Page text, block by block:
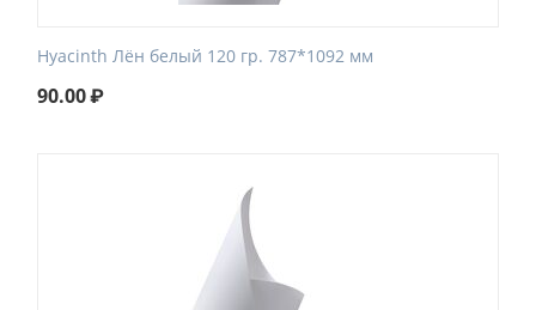
Hyacinth Лён белый 120 гр. 787*1092 мм
90.00₽